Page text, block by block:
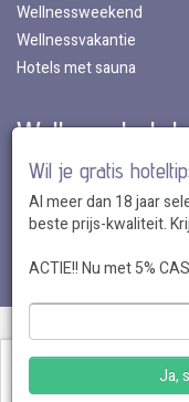
Wellnessweekend
Wellnessvakantie
Hotels met sauna
Wellnesshotels in
Wellnesshotels in Belgie
Wellnesshotels in
Wellnesshotels in
Over ons•
•Voorwaarden•
Wil je gratis
Al meer dan 18 jaar
beste prijs-kwaliteit.
ACTIE!! Nu met 5%
Ja,
Deze website
informatie.